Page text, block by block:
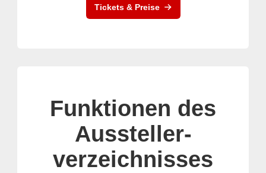
Tickets & Preise
Funktionen des
Aussteller-
verzeichnisses